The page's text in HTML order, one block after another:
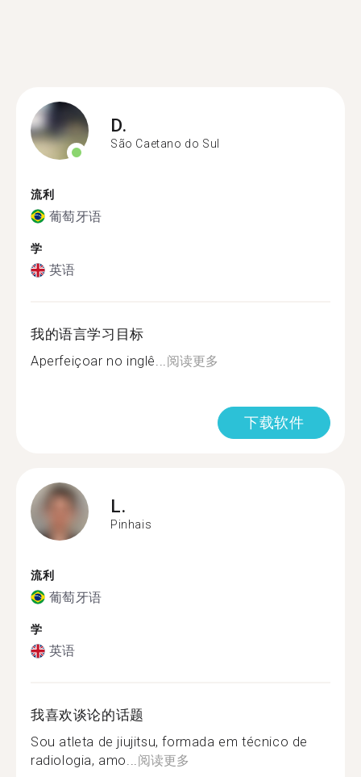
D.
São Caetano do Sul
流利
葡萄牙语
学
英语
我的语言学习目标
Aperfeiçoar no inglê...阅读更多
下载软件
L.
Pinhais
流利
葡萄牙语
学
英语
我喜欢谈论的话题
Sou atleta de jiujitsu, formada em técnico de
radiologia, amo...阅读更多